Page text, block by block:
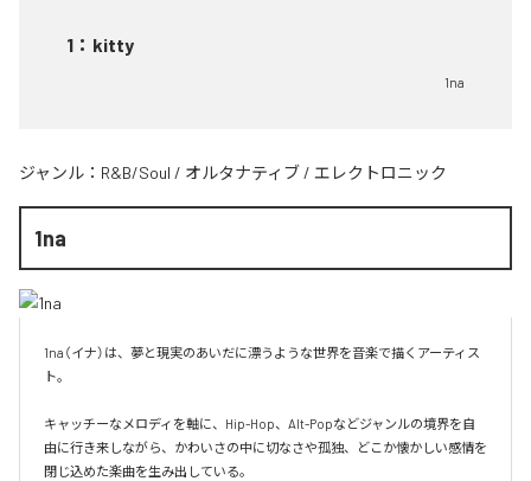
1 ： kitty
1na
ジャンル： R&B/Soul / オルタナティブ / エレクトロニック
1na
1na（イナ）は、夢と現実のあいだに漂うような世界を音楽で描くアーティス
ト。
キャッチーなメロディを軸に、Hip-Hop、Alt-Popなどジャンルの境界を自
由に行き来しながら、かわいさの中に切なさや孤独、どこか懐かしい感情を
閉じ込めた楽曲を生み出している。